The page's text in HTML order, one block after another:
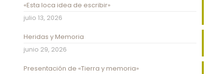
«Esta loca idea de escribir»
julio 13, 2026
Heridas y Memoria
junio 29, 2026
Presentación de «Tierra y memoria»